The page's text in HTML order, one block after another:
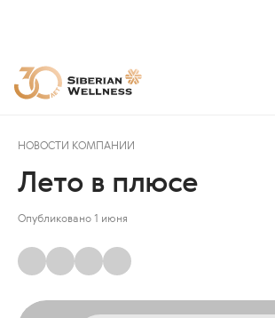
НОВОСТИ КОМПАНИИ
Лето в плюсе
Опубликовано 1 июня